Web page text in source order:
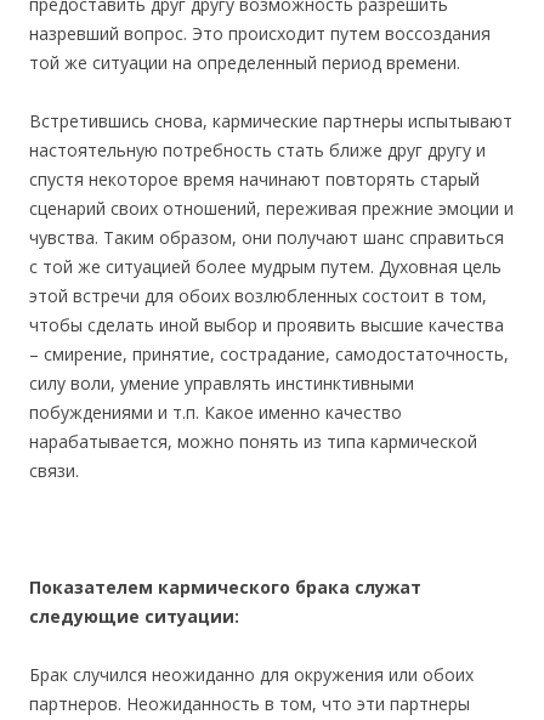
предоставить друг другу возможность разрешить
назревший вопрос. Это происходит путем воссоздания
той же ситуации на определенный период времени.
Встретившись снова, кармические парт­неры испытывают
настоятельную потребность стать ближе друг другу и
спустя некоторое время начинают повторять старый
сценарий своих отношений, переживая прежние эмоции и
чувства. Таким образом, они получают шанс справиться
с той же ситуацией более мудрым путем. Духовная цель
этой встречи для обоих возлюбленных состоит в том,
чтобы сделать иной выбор и проявить высшие качества
– смирение, принятие, сострадание, самодостаточность,
силу воли, умение управлять инстинктивными
побуждениями и т.п. Какое именно качество
нарабатывается, можно понять из типа кармической
связи.
Показателем кармического брака служат
следующие ситуации:
Брак случился неожиданно для окружения или обоих
партнеров. Неожиданность в том, что эти партнеры